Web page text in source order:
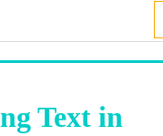
,204,200));
borderColor"
Text in rgb(0,204,200)